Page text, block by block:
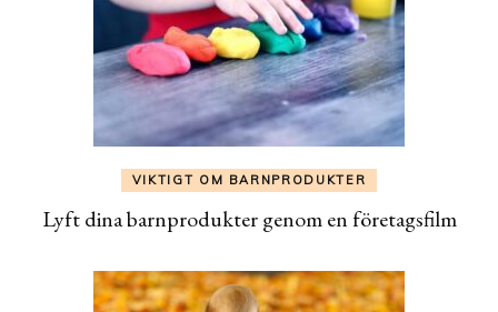
VIKTIGT OM BARNPRODUKTER
Lyft dina barnprodukter genom en företagsfilm